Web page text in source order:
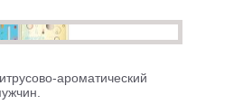
ароматический